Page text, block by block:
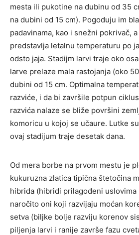
mesta ili pukotine na dubinu od 35
na dubini od 15 cm). Pogoduju im
padavinama, kao i snežni pokrivač,
predstavlja letalnu temperaturu po
odsto jaja. Stadijm larvi traje oko
larve prelaze mala rastojanja (oko
dubini od 15 cm. Optimalna
razviće, i da bi završile potpun
razvića nalaze se bliže površini
komoricu u kojoj se učaure. Lutke
ovaj stadijum traje desetak dana.
Od mera borbe na prvom mestu je
kukuruzna zlatica tipična štetočina
hibrida (hibridi prilagođeni uslovima
naročito oni koji razvijaju moćan
setva (biljke bolje razviju korenov
piljenja larvi i ranije završe fazu